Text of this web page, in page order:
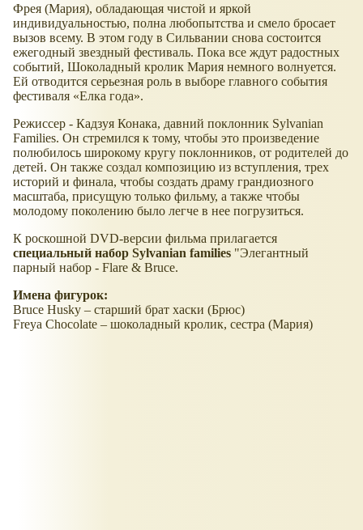
Фрея (Мария), обладающая чистой и яркой
индивидуальностью, полна любопытства и смело бросает
вызов всему. В этом году в Сильвании снова состоится
ежегодный звездный фестиваль. Пока все ждут радостных
событий, Шоколадный кролик Мария немного волнуется.
Ей отводится серьезная роль в выборе главного события
фестиваля
Елка года .
Режиссер - Кадзуя Конака, давний поклонник Sylvanian
Families. Он стремился к тому, чтобы это произведение
полюбилось широкому кругу поклонников, от родителей до
детей. Он также создал композицию из вступления, трех
историй и финала, чтобы создать драму грандиозного
масштаба, присущую только фильму, а также чтобы
молодому поколению было легче в нее погрузиться.
К роскошной DVD-версии фильма прилагается
специальный набор Sylvanian families "Элегантный
парный набор - Flare & Bruce.
Имена фигурок:
Bruce Husky – старший брат хаски (Брюс)
Freya Chocolate – шоколадный кролик, сестра (Мария)